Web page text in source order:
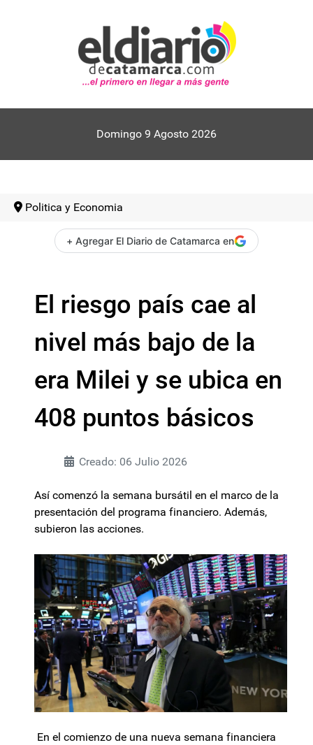
Domingo 9 Agosto 2026
Politica y Economia
+ Agregar El Diario de Catamarca en
El riesgo país cae al
nivel más bajo de la
era Milei y se ubica en
408 puntos básicos
Creado: 06 Julio 2026
Así comenzó la semana bursátil en el marco de la
presentación del programa financiero. Además,
subieron las acciones.
En el comienzo de una nueva semana financiera